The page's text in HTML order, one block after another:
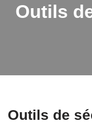
Outils
Outils de